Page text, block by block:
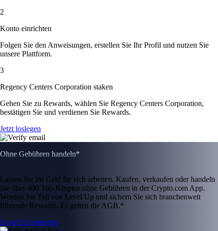
2
Konto einrichten
Folgen Sie den Anweisungen, erstellen Sie Ihr Profil und nutzen Sie
unsere Plattform.
3
Regency Centers Corporation staken
Gehen Sie zu Rewards, wählen Sie Regency Centers Corporation,
bestätigen Sie und verdienen Sie Rewards.
Jetzt loslegen
Ohne Gebühren handeln*
Lassen Sie Ihr Geld für sich arbeiten. Kaufen, verkaufen oder handeln
Sie über 400 Top-Kryptos ohne Gebühren in der Crypto.com App.
Werden Sie Teil von Level Up und sichern Sie sich branchenweit
führende Rewards. Es gelten die AGB.*
Level Up beitreten